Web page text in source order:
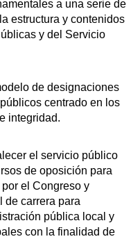
a una serie de
estructura y contenidos
y del Servicio
de designaciones
centrado en los
integridad.
el servicio público
de oposición para
el Congreso y
de carrera para
pública local y
con la finalidad de